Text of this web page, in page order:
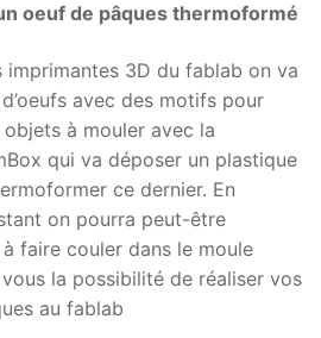
oeuf de pâques thermoformé
imprimantes 3D du fablab on va
avec des motifs pour
à mouler avec la
qui va déposer un plastique
ce dernier. En
on pourra peut-être
faire couler dans le moule
la possibilité de réaliser vos
au fablab